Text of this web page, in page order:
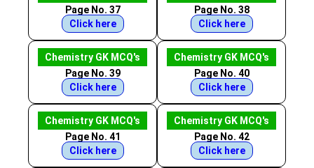
Page No. 37
Click here
Page No. 38
Click here
Chemistry GK MCQ's
Page No. 39
Click here
Chemistry GK MCQ's
Page No. 40
Click here
Chemistry GK MCQ's
Page No. 41
Click here
Chemistry GK MCQ's
Page No. 42
Click here